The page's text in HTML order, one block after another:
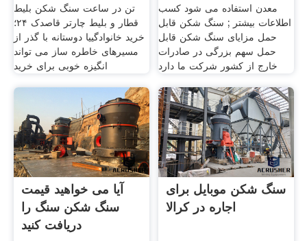
تن در ساعت سنگ شکن بلیط
قطار و بلیط چارتر قاصدک ۲۴؛
خرید خانوادگییا دوستانه با گذر از
مسیرهای خاطره ساز می تواند
انگیزه خوبی برای خرید
معدن استفاده می شود کسب
اطلاعات بیشتر ; سنگ شکن قابل
حمل مزایای سنگ شکن قابل
حمل سهم بزرگی در صادرات
خارج از کشور شرکت ما دارد
آیا می خواهید قیمت
سنگ شکن سنگ را
دریافت کنید
سنگ شکن موبایل برای
اجاره در کرالا